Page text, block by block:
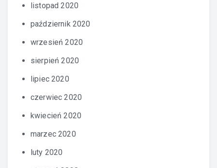
listopad 2020
październik 2020
wrzesień 2020
sierpień 2020
lipiec 2020
czerwiec 2020
kwiecień 2020
marzec 2020
luty 2020